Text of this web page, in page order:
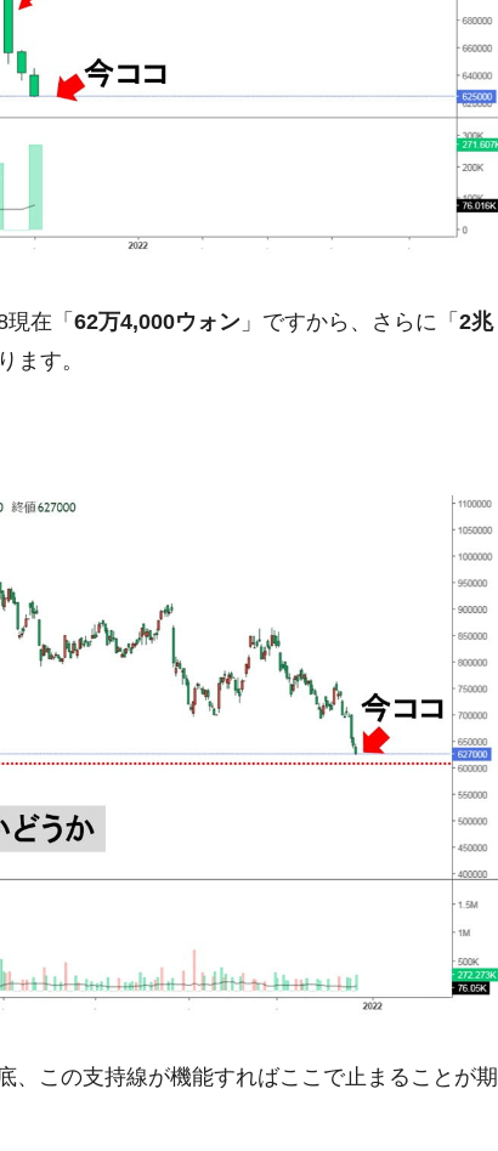
機 ⇒ 10.7兆では損が出るからできない。
！
府県とは？
える賞金とは？
なスーパーリーグとは？
った選手とは？
現在「 62万4,000ウォン 」ですから、さらに「 2兆
ます。
、この支持線が機能すればここで止まることが期